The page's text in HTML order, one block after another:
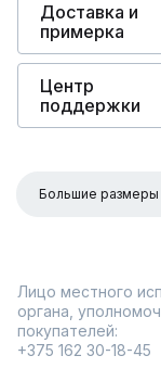
Доставка и
примерка
Центр
поддержки
Большие размеры
Лицо местного
органа,
покупателей:
+375 162 30-18-45